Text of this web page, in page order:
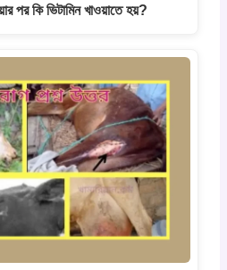
পর কি ভিটামিন খাওয়াতে হয়?